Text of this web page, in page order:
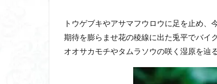
トウゲブキやアサマフウロウに足を止め、
期待を膨らませ花の稜線に出た兎平でバイ
オオサカモチやタムラソウの咲く湿原を辿